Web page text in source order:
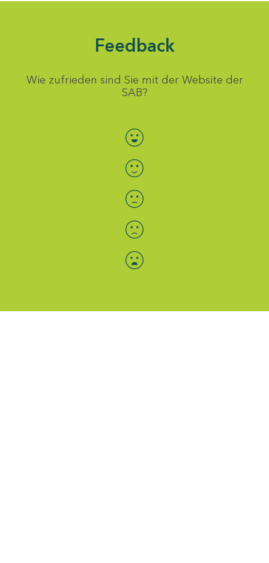
Feedback
Wie zufrieden sind Sie mit der Website der
SAB?
Bewertung auswählen